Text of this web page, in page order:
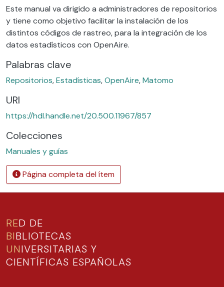
Este manual va dirigido a administradores de repositorios
y tiene como objetivo facilitar la instalación de los
distintos códigos de rastreo, para la integración de los
datos estadísticos con OpenAire.
Palabras clave
Repositorios,Estadísticas,OpenAire,Matomo
URI
https://hdl.handle.net/20.500.11967/857
Colecciones
Manuales y guías
Página completa del ítem
RED DE
BIBLIOTECAS
UNIVERSITARIAS Y
CIENTÍFICAS ESPAÑOLAS